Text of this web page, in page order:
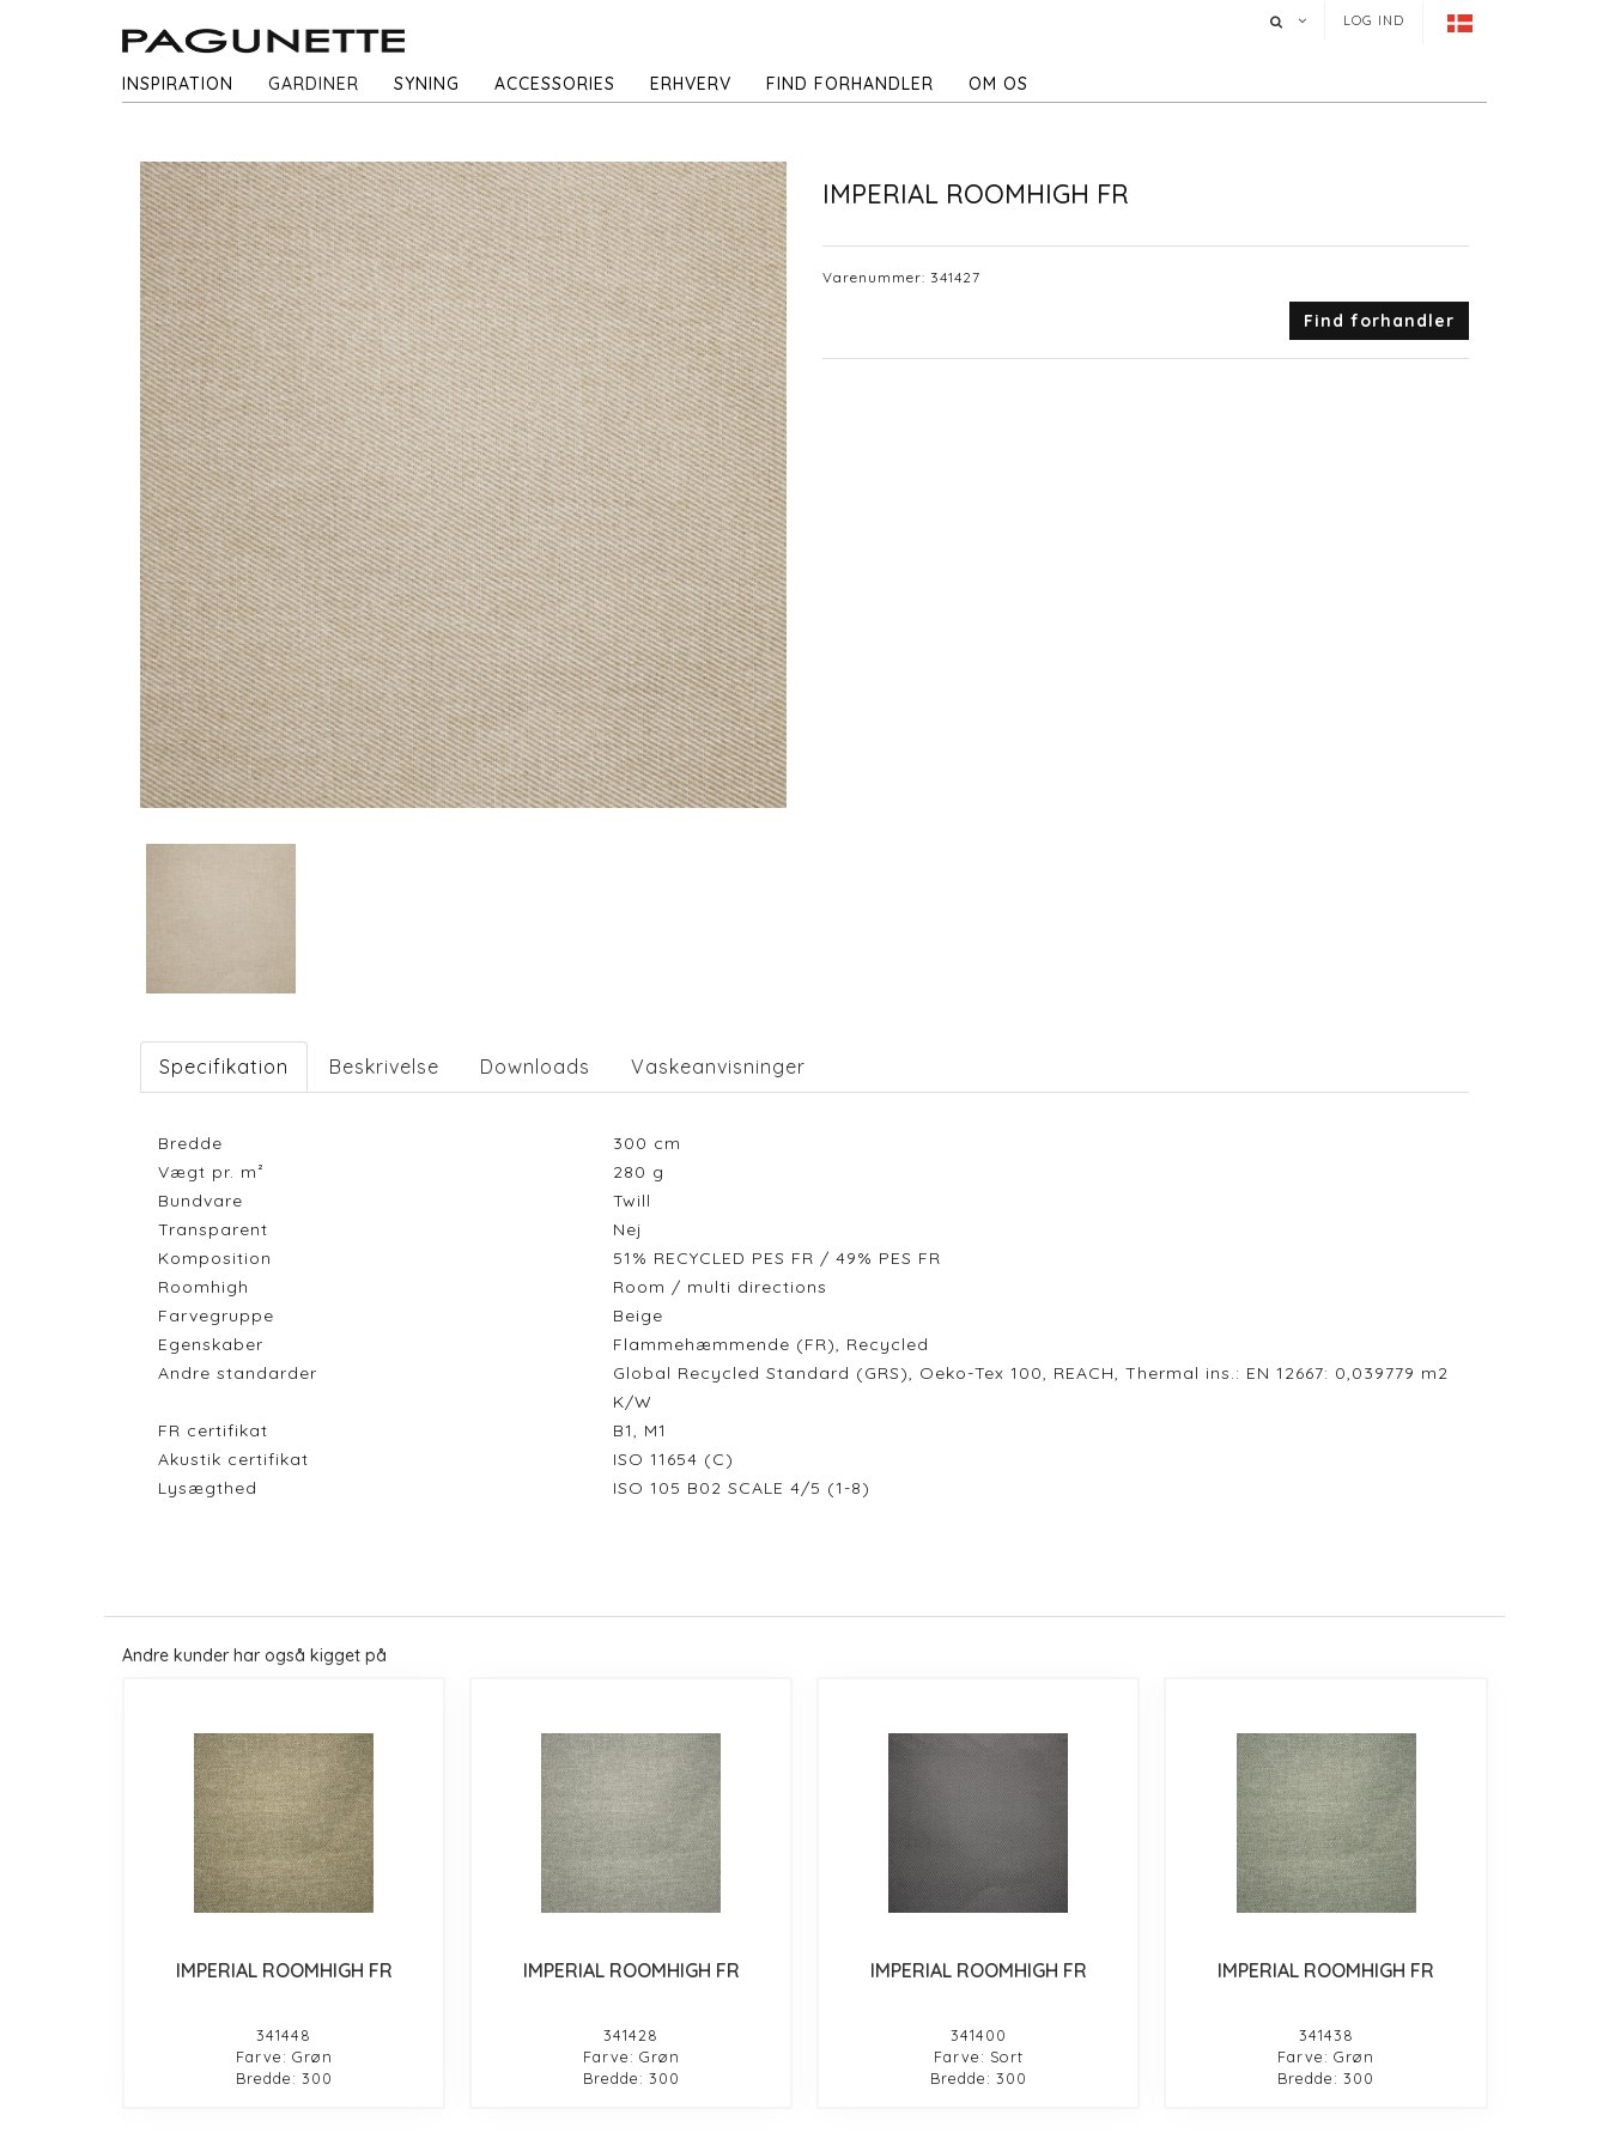
LOG IND
INSPIRATION GARDINER SYNING ACCESSORIES ERHVERV FIND FORHANDLER OM OS
IMPERIAL ROOMHIGH FR
Varenummer: 341427
Find forhandler
Specifikation Beskrivelse Downloads Vaskeanvisninger
Bredde 300 cm
Vægt pr. m²
280 g
Bundvare
Twill
Transparent
Nej
Komposition
51% RECYCLED PES FR / 49% PES FR
Roomhigh
Room / multi directions
Farvegruppe
Beige
Egenskaber
Flammehæmmende (FR), Recycled
Andre standarder
Global Recycled Standard (GRS), Oeko-Tex 100, REACH, Thermal ins.: EN 12667: 0,039779 m2
K/W
FR certifikat
B1, M1
Akustik certifikat
ISO 11654 (C)
Lysægthed
ISO 105 B02 SCALE 4/5 (1-8)
Andre kunder har også kigget på
IMPERIAL ROOMHIGH FR
341448
Farve: Grøn
Bredde: 300
IMPERIAL ROOMHIGH FR
341428
Farve: Grøn
Bredde: 300
IMPERIAL ROOMHIGH FR
341400
Farve: Sort
Bredde: 300
IMPERIAL ROOMHIGH FR
341438
Farve: Grøn
Bredde: 300